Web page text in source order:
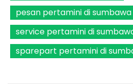
pesan pertamini di
service pertamini di
sparepart pertamini di